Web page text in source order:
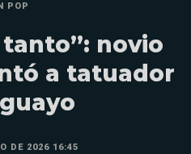
POP
tanto”: novio
a tatuador
DE 2026 16:45